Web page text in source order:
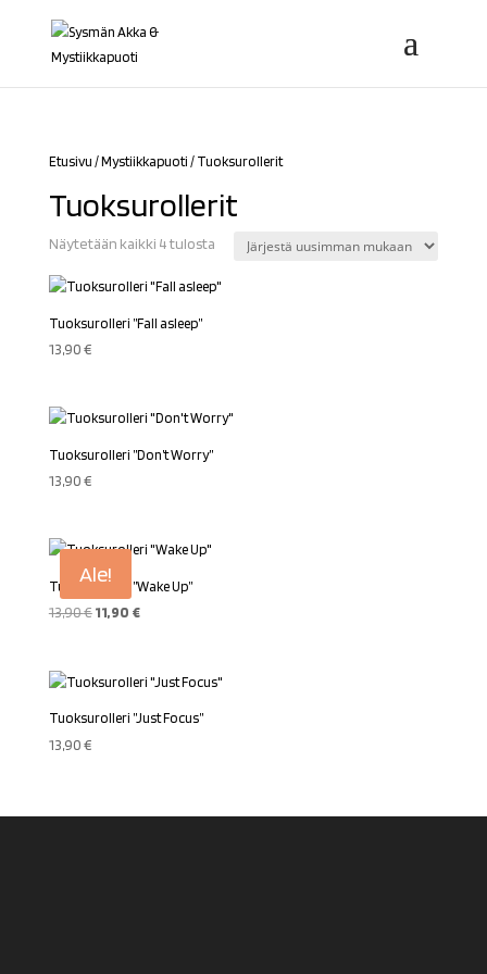
Etusivu /Mystiikkapuoti / Tuoksurollerit
Tuoksurollerit
Näytetään kaikki 4 tulostaSorted
latest
Tuoksurolleri ”Fall asleep”
13,90€
Tuoksurolleri ”Don’t Worry”
13,90€
Ale!
Tuoksurolleri ”Wake Up”
13,90€ Alkuperäinen
13,90 €.
11,90 €Nykyinen
11,90 €.
Tuoksurolleri ”Just Focus”
13,90€